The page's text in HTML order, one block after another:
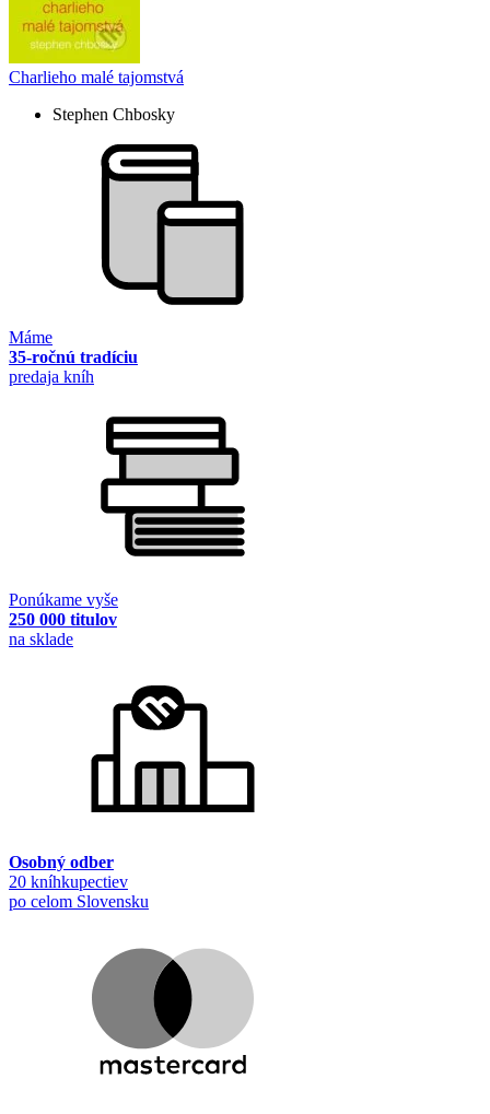
Charlieho malé tajomstvá
Stephen Chbosky
Máme
35-ročnú tradíciu
predaja kníh
Ponúkame vyše
250 000 titulov
na sklade
Osobný odber
20 kníhkupectiev
po celom Slovensku